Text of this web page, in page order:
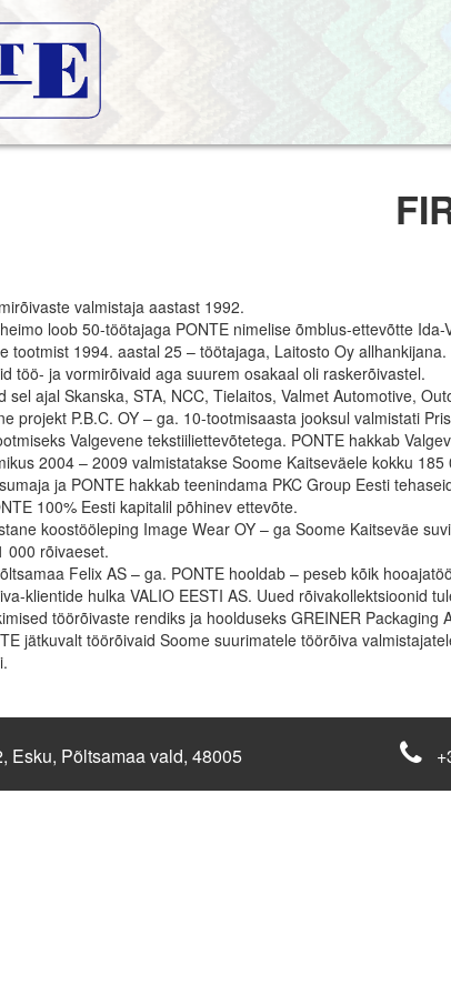
valmistaja aastast 1992.
loob 50-töötajaga PONTE nimelise õmblus-ettevõtte
tootmist 1994. aastal 25 – töötajaga, Laitosto Oy allhankijana.
töö- ja vormirõivaid aga suurem osakaal oli raskerõivastel.
sel ajal Skanska, STA, NCC, Tielaitos, Valmet Automotive,
projekt P.B.C. OY – ga. 10-tootmisaasta jooksul valmistati
Valgevene tekstiiliettevõtetega. PONTE hakkab
2004 – 2009 valmistatakse Soome Kaitseväele kokku
ja PONTE hakkab teenindama PKC Group Eesti
100% Eesti kapitalil põhinev ettevõte.
koostööleping Image Wear OY – ga Soome Kaitseväe
000 rõivaeset.
Felix AS – ga. PONTE hooldab – peseb kõik
klientide hulka VALIO EESTI AS. Uued rõivakollektsioonid
töörõivaste rendiks ja hoolduseks GREINER Packaging
jätkuvalt töörõivaid Soome suurimatele töörõiva
Esku, Põltsamaa vald, 48005